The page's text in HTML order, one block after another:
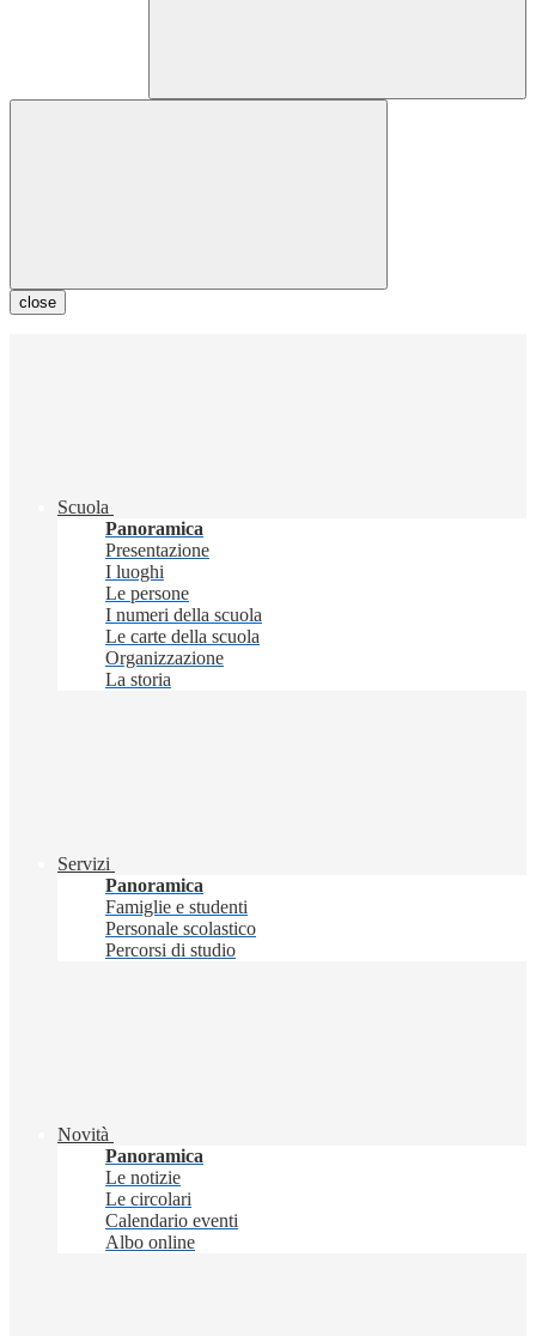
close
Scuola
Panoramica
Presentazione
I luoghi
Le persone
I numeri della scuola
Le carte della scuola
Organizzazione
La storia
Servizi
Panoramica
Famiglie e studenti
Personale scolastico
Percorsi di studio
Novità
Panoramica
Le notizie
Le circolari
Calendario eventi
Albo online